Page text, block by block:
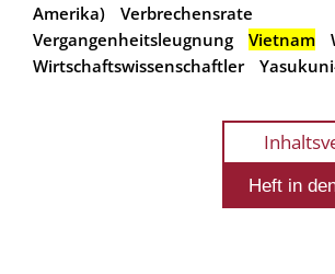
Amerika)
Verbrechensrate
Vergangenheitsleugnung
Vietnam
Wirtschaftswissenschaftler